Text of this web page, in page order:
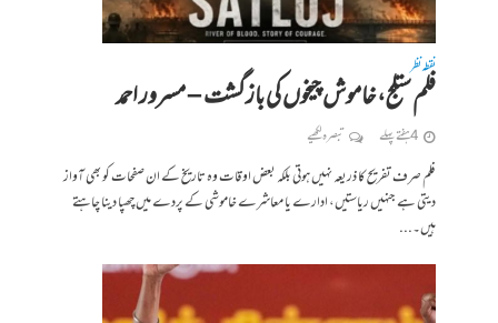
نقطہ نظر
فلم ستلج، خاموش چیخوں کی بازگشت – مسرور احمد
4 ہفتے پہلے تبصرہ لکھیے
فلم صرف تفریح کا ذریعہ نہیں ہوتی بلکہ بعض اوقات وہ تاریخ کے ان صفحات کو بھی آواز
دیتی ہے جنہیں ریاستیں، ادارے یا معاشرے خاموشی کے پردے میں چھپا دینا چاہتے
ہیں۔...